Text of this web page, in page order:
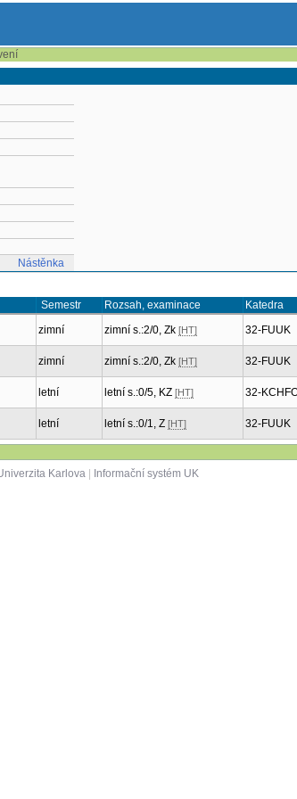
Nástěnka
Semestr Rozsah, examinace Katedra
zimní zimní s.:2/0, Zk [HT] 32-FUUK
zimní zimní s.:2/0, Zk [HT] 32-FUUK
letní letní s.:0/5, KZ [HT] 32-
letní letní s.:0/1, Z [HT] 32-FUUK
Karlova| Informační systém UK